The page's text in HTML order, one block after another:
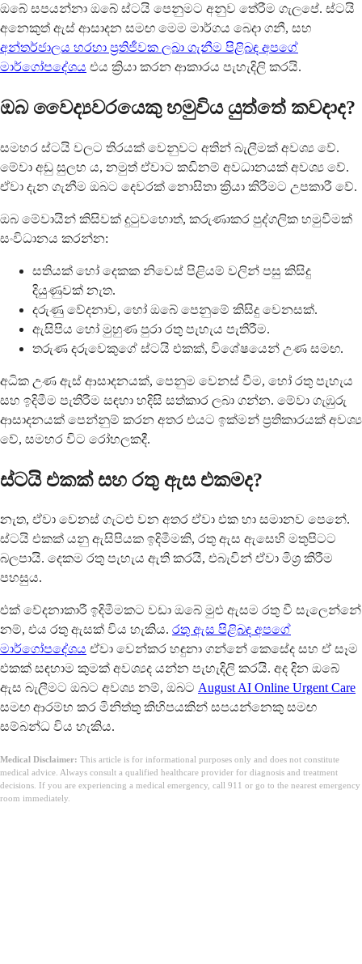
ඔබේ සපයන්නා ඔබේ ස්ටයි පෙනුමට අනුව තේරීම ගැලපේ. ස්ටයි
අනෙකුත් ඇස් ආසාදන සමඟ මෙම මාර්ගය බෙදා ගනී, සහ
අන්තර්ජාලය හරහා ප්‍රතිජීවක ලබා ගැනීම පිළිබඳ අපගේ
මාර්ගෝපදේශය එය ක්‍රියා කරන ආකාරය පැහැදිලි කරයි.
ඔබ වෛද්‍යවරයෙකු හමුවිය යුත්තේ කවදාද?
සමහර ස්ටයි වලට තිරයක් වෙනුවට අතින් බැලීමක් අවශ්‍ය වේ.
මේවා අඩු සුලභ ය, නමුත් ඒවාට කඩිනම් අවධානයක් අවශ්‍ය වේ.
ඒවා දැන ගැනීම ඔබට දෙවරක් නොසිතා ක්‍රියා කිරීමට උපකාරී වේ.
ඔබ මේවායින් කිසිවක් දුටුවහොත්, කරුණාකර පුද්ගලික හමුවීමක්
සංවිධානය කරන්න:
සතියක් හෝ දෙකක නිවෙස් පිළියම් වලින් පසු කිසිදු
දියුණුවක් නැත.
දරුණු වේදනාව, හෝ ඔබේ පෙනුමේ කිසිදු වෙනසක්.
ඇසිපිය හෝ මුහුණ පුරා රතු පැහැය පැතිරීම.
තරුණ දරුවෙකුගේ ස්ටයි එකක්, විශේෂයෙන් උණ සමඟ.
අධික උණ ඇස් ආසාදනයක්, පෙනුම වෙනස් වීම, හෝ රතු පැහැය
සහ ඉදිමීම පැතිරීම සඳහා හදිසි සත්කාර ලබා ගන්න. මේවා ගැඹුරු
ආසාදනයක් පෙන්නුම් කරන අතර එයට ඉක්මන් ප්‍රතිකාරයක් අවශ්‍ය
වේ, සමහර විට රෝහලකදී.
ස්ටයි එකක් සහ රතු ඇස එකමද?
නැත, ඒවා වෙනස් ගැටළු වන අතර ඒවා එක හා සමානව පෙනේ.
ස්ටයි එකක් යනු ඇසිපියක ඉදිමීමකි, රතු ඇස ඇසෙහි මතුපිටට
බලපායි. දෙකම රතු පැහැය ඇති කරයි, එබැවින් ඒවා මිශ්‍ර කිරීම
පහසුය.
එක් වේදනාකාරී ඉදිමීමකට වඩා ඔබේ මුළු ඇසම රතු වී සැලෙන්නේ
නම්, එය රතු ඇසක් විය හැකිය. රතු ඇස පිළිබඳ අපගේ
මාර්ගෝපදේශය ඒවා වෙන්කර හඳුනා ගන්නේ කෙසේද සහ ඒ සෑම
එකක් සඳහාම කුමක් අවශ්‍යද යන්න පැහැදිලි කරයි. අද දින ඔබේ
ඇස බැලීමට ඔබට අවශ්‍ය නම්, ඔබට August AI Online Urgent Care
සමඟ ආරම්භ කර මිනිත්තු කිහිපයකින් සපයන්නෙකු සමඟ
සම්බන්ධ විය හැකිය.
Medical Disclaimer: This article is for informational purposes only and does not constitute
medical advice. Always consult a qualified healthcare provider for diagnosis and treatment
decisions. If you are experiencing a medical emergency, call 911 or go to the nearest emergency
room immediately.